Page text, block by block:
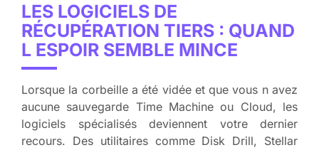
LES LOGICIELS DE
RÉCUPÉRATION TIERS : QUAND
L ESPOIR SEMBLE MINCE
Lorsque la corbeille a été vidée et que vous n avez
aucune sauvegarde Time Machine ou Cloud, les
logiciels spécialisés deviennent votre dernier
recours. Des utilitaires comme Disk Drill, Stellar